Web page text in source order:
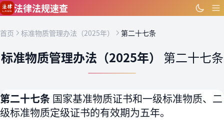
跳到主要内容
法律法规速查
首页 标准物质管理办法（2025年） 第二十七条
标准物质管理办法（2025年） 第二十七条
第二十七条 国家基准物质证书和一级标准物质、二
级标准物质定级证书的有效期为五年。